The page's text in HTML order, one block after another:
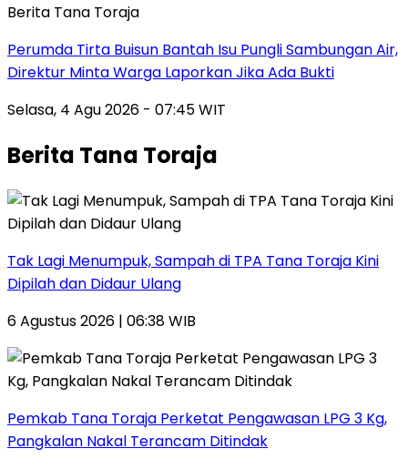
Berita Tana Toraja
Perumda Tirta Buisun Bantah Isu Pungli Sambungan Air,
Direktur Minta Warga Laporkan Jika Ada Bukti
Selasa, 4 Agu 2026 - 07:45 WIT
Berita Tana Toraja
Tak Lagi Menumpuk, Sampah di TPA Tana Toraja Kini
Dipilah dan Didaur Ulang
6 Agustus 2026 | 06:38 WIB
Pemkab Tana Toraja Perketat Pengawasan LPG 3 Kg,
Pangkalan Nakal Terancam Ditindak